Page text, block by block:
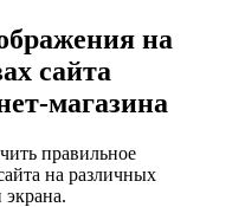
на
сайта
магазина
правильное
на различных
экрана.